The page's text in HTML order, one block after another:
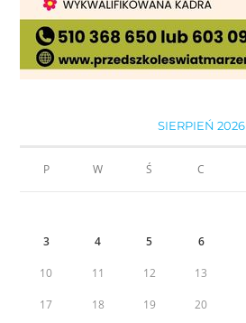
SIERPIEŃ 2026
P W Ś C
3 4 5 6
10 11 12 13
17 18 19 20